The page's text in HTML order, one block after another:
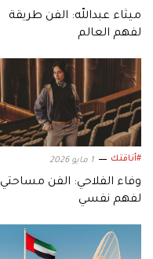
ميثاء عبدالله: الفن طريقة
لفهم العالم
#أناقتك 1 مايو 2026
وفاء الفلاحي: الفن مساحتي
لفهم نفسي